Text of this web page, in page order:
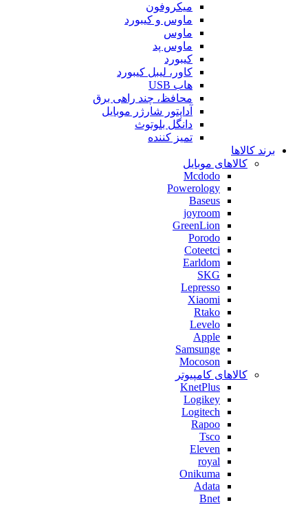
میکروفون
ماوس و کیبورد
ماوس
ماوس پد
کیبورد
کاور، لیبل کیبورد
هاب USB
محافظ، چند راهی برق
آداپتور شارژر موبایل
دانگل بلوتوث
تمیز کننده
برند کالاها
کالاهای موبایل
Mcdodo
Powerology
Baseus
joyroom
GreenLion
Porodo
Coteetci
Earldom
SKG
Lepresso
Xiaomi
Rtako
Levelo
Apple
Samsunge
Mocoson
کالاهای کامپیوتر
KnetPlus
Logikey
Logitech
Rapoo
Tsco
Eleven
royal
Onikuma
Adata
Bnet